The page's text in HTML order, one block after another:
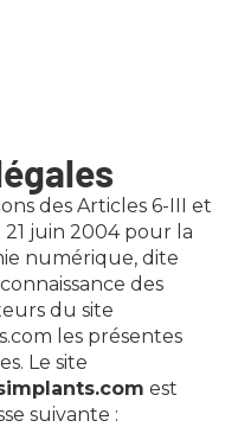
des Articles 6-III et
21 juin 2004 pour la
numérique, dite
des
du site
les présentes
Le site
est
suivante :